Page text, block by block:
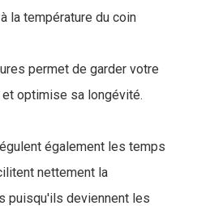
la température du coin
permet de garder votre
optimise sa longévité.
également les temps
nettement la
puisqu'ils deviennent les